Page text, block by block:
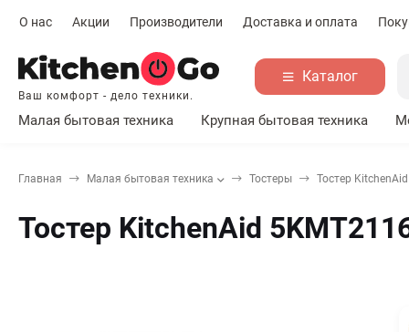
О нас Акции Производители Доставка и оплата
Ваш комфорт - дело техники.
Каталог
Малая бытовая техника Крупная бытовая техника
Главная Малая бытовая техника Тостеры Тостер
Тостер KitchenAid